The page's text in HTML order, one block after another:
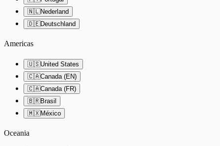
🇳🇱Nederland
🇩🇪Deutschland
Americas
🇺🇸United States
🇨🇦Canada (EN)
🇨🇦Canada (FR)
🇧🇷Brasil
🇲🇽México
Oceania